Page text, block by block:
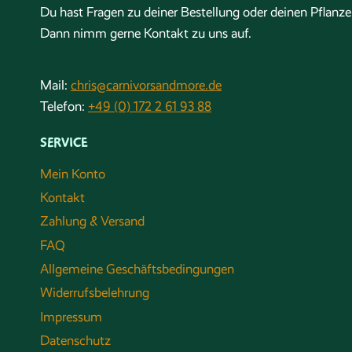
Du hast Fragen zu deiner Bestellung oder deinen
Dann nimm gerne Kontakt zu uns auf.
Mail: chris@carnivorsandmore.de
Telefon: +49 (0) 172 2 61 93 88
SERVICE
Mein Konto
Kontakt
Zahlung & Versand
FAQ
Allgemeine Geschäftsbedingungen
Widerrufsbelehrung
Impressum
Datenschutz